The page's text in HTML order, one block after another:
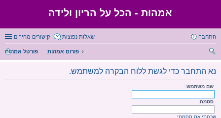
אמהוּת - הכל על הריון ולידה
קישורים מהירים שאלות נפוצות התחבר
פורטל אמהות
פורום אמהות
ש
נא התחבר כדי לגשת ללוח הבקרה למשתמש.
שם משתמש:
ססמה:
שכחתי את ססמתי